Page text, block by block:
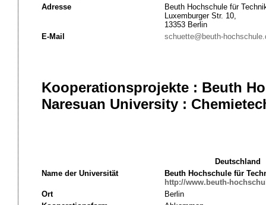
Adresse
Beuth Hochschule für
Luxemburger Str. 10,
13353 Berlin
E-Mail
schuette@beuth-
Kooperationsprojekte : Beuth
Naresuan University :
Deutschland
Name der Universität
Beuth Hochschule für
http://www.beuth-
Ort
Berlin